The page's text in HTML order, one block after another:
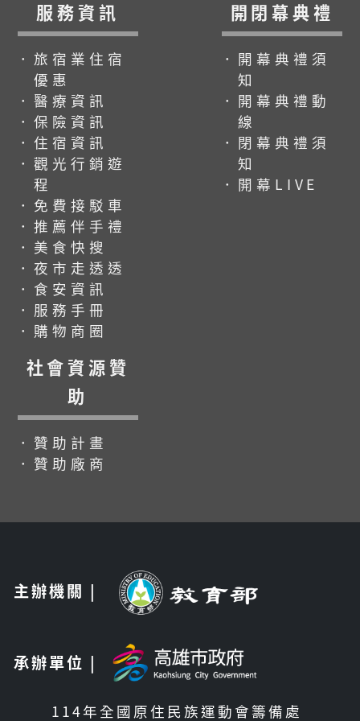
服務資訊
．旅宿業住宿
優惠
．醫療資訊
．保險資訊
．住宿資訊
．觀光行銷遊
程
．免費接駁車
．推薦伴手禮
．美食快搜
．夜市走透透
．食安資訊
．服務手冊
．購物商圈
開閉幕典禮
．開幕典禮須
知
．開幕典禮動
線
．閉幕典禮須
知
．開幕LIVE
社會資源贊
助
．贊助計畫
．贊助廠商
主辦機關 |
承辦單位 |
114年全國原住民族運動會籌備處